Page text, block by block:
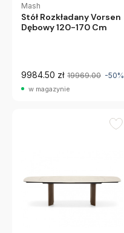
Mash
Stół Rozkładany Vorsen
Dębowy 120-170 Cm
9984.50 zł 19969.00 -50%
w magazynie